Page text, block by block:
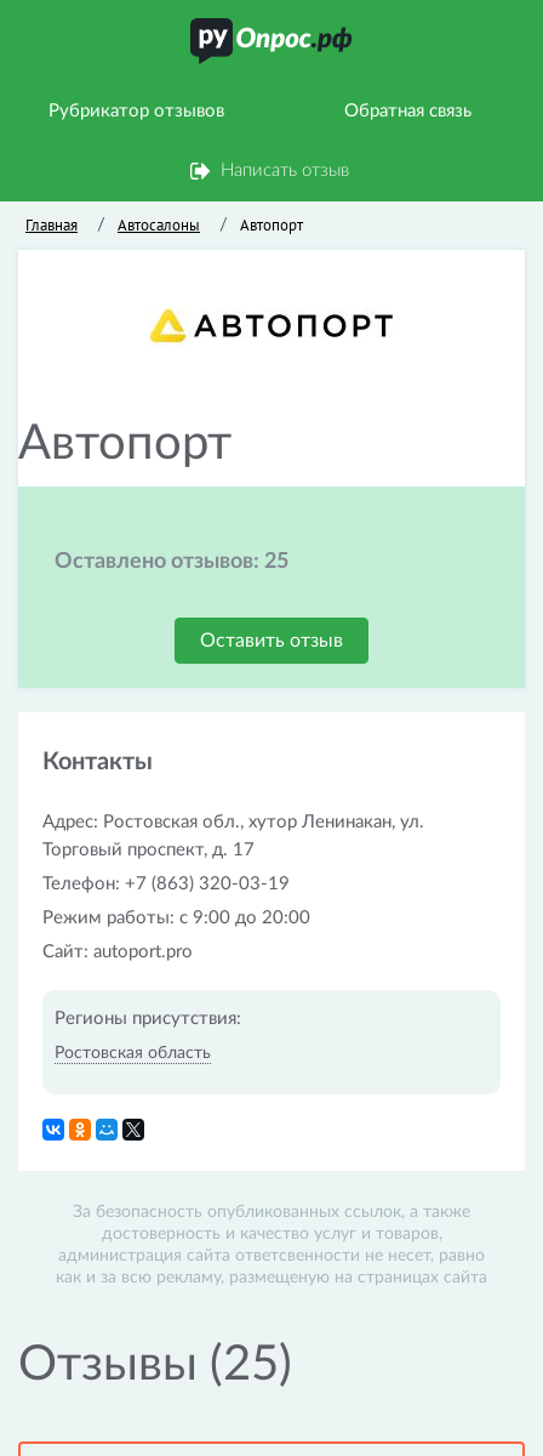
Рубрикатор отзывов Обратная связь
Написать отзыв
Главная / Автосалоны / Автопорт
Автопорт
Оставлено отзывов: 25
Оставить отзыв
Контакты
Адрес: Ростовская обл., хутор Ленинакан, ул.
Торговый проспект, д. 17
Телефон: +7 (863) 320-03-19
Режим работы: с 9:00 до 20:00
Сайт: autoport.pro
Регионы присутствия:
Ростовская область
За безопасность опубликованных ссылок, а также
достоверность и качество услуг и товаров,
администрация сайта ответсвенности не несет, равно
как и за всю рекламу, размещеную на страницах сайта
Отзывы (25)